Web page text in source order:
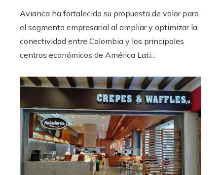
Avianca ha fortalecido su propuesta de valor para
el segmento empresarial al ampliar y optimizar la
conectividad entre Colombia y los principales
centros económicos de América Lati...